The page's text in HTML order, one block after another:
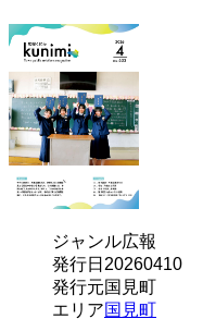
ジャンル広報
発行日 20260410
発行元国見町
エリア国見町